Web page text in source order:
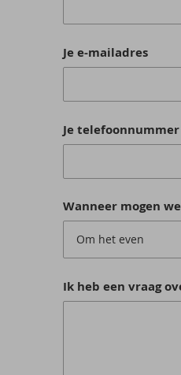
Je e-mailadres
Je telefoonnummer
Wanneer mogen
Om het even
Ik heb een vraag